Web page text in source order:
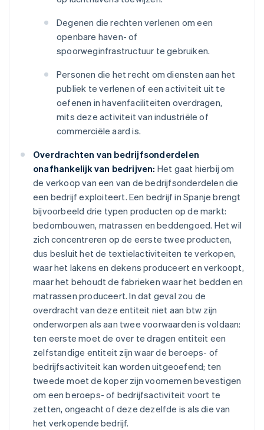
Degenen die rechten verlenen om een
openbare haven- of
spoorweginfrastructuur te gebruiken.
Personen die het recht om diensten aan het
publiek te verlenen of een activiteit uit te
oefenen in havenfaciliteiten overdragen,
mits deze activiteit van industriële of
commerciële aard is.
Overdrachten van bedrijfsonderdelen
onafhankelijk van bedrijven: Het gaat hierbij om
de verkoop van een van de bedrijfsonderdelen die
een bedrijf exploiteert. Een bedrijf in Spanje brengt
bijvoorbeeld drie typen producten op de markt:
bedombouwen, matrassen en beddengoed. Het wil
zich concentreren op de eerste twee producten,
dus besluit het de textielactiviteiten te verkopen,
waar het lakens en dekens produceert en verkoopt,
maar het behoudt de fabrieken waar het bedden en
matrassen produceert. In dat geval zou de
overdracht van deze entiteit niet aan btw zijn
onderworpen als aan twee voorwaarden is voldaan:
ten eerste moet de over te dragen entiteit een
zelfstandige entiteit zijn waar de beroeps- of
bedrijfsactiviteit kan worden uitgeoefend; ten
tweede moet de koper zijn voornemen bevestigen
om een beroeps- of bedrijfsactiviteit voort te
zetten, ongeacht of deze dezelfde is als die van
het verkopende bedrijf.